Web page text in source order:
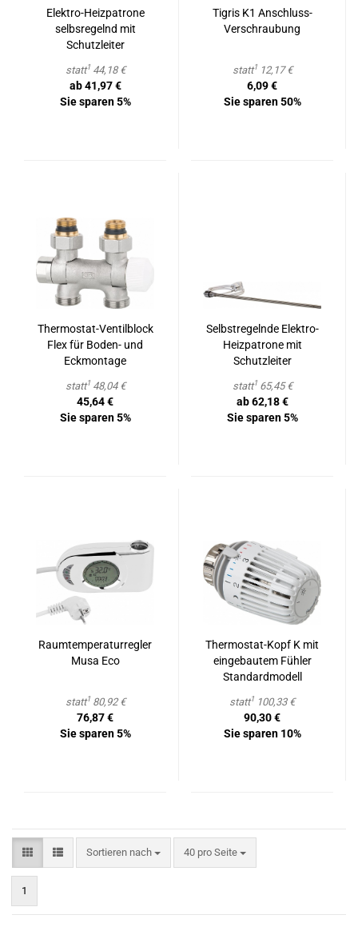
Elektro-​​Heiz­pa­tro­ne
selbs­re­gelnd mit
Schutz­lei­ter
statt144,18 €
ab 41,97 €
Sie sparen 5%
Ti­gris K1 Anschluss-​​
Ver­schrau­bung
statt112,17 €
6,09 €
Sie sparen 50%
Thermostat-​​Ven­til­block
Flex für Boden-​​ und
Eck­mon­ta­ge
statt148,04 €
45,64 €
Sie sparen 5%
Selbst­re­geln­de Elektro-​​
Heiz­pa­tro­ne mit
Schutz­lei­ter
statt165,45 €
ab 62,18 €
Sie sparen 5%
Raum­tem­pe­ra­tur­reg­ler
Musa Eco
statt180,92 €
76,87 €
Sie sparen 5%
Thermostat-​​Kopf K mit
ein­ge­bau­tem Füh­ler
Stan­dard­mo­dell
statt1 100,33 €
90,30 €
Sie sparen 10%
Sortieren nach
Sortieren nach 40 pro Seite
pro Seite
1